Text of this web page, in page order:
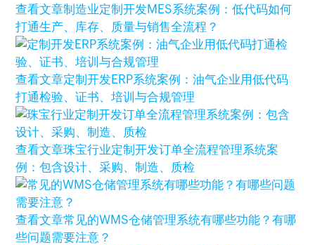
查看文章制造业定制开发MES系统案例：低代码如何
打通生产、库存、质量与销售全流程？
查看文章定制开发ERP系统案例：油气企业用低代码
打通检验、证书、培训与合规管理
查看文章珠宝行业定制开发订单全流程管理系统案
例：包含设计、采购、制造、质检
查看文章常见的WMS仓储管理系统有哪些功能？有哪
些问题需要注意？